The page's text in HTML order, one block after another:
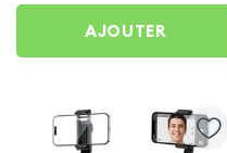
AJOUTER